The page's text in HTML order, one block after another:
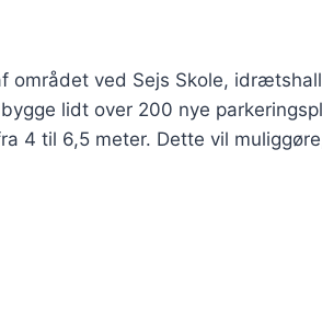
området ved Sejs Skole,
lidt over 200 nye
4 til 6,5 meter. Dette vil